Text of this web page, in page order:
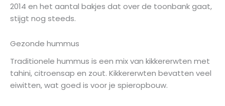
2014 en het aantal bakjes dat over de toonbank gaat,
stijgt nog steeds.
Gezonde hummus
Traditionele hummus is een mix van kikkererwten met
tahini, citroensap en zout. Kikkererwten bevatten veel
eiwitten, wat goed is voor je spieropbouw.